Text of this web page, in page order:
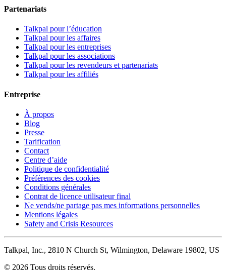
Partenariats
Talkpal pour l’éducation
Talkpal pour les affaires
Talkpal pour les entreprises
Talkpal pour les associations
Talkpal pour les revendeurs et partenariats
Talkpal pour les affiliés
Entreprise
À propos
Blog
Presse
Tarification
Contact
Centre d’aide
Politique de confidentialité
Préférences des cookies
Conditions générales
Contrat de licence utilisateur final
Ne vends/ne partage pas mes informations personnelles
Mentions légales
Safety and Crisis Resources
Talkpal, Inc., 2810 N Church St, Wilmington, Delaware 19802, US
© 2026 Tous droits réservés.